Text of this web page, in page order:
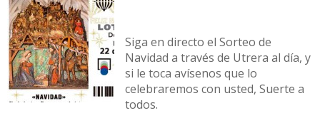
Siga en directo el Sorteo de
Navidad a través de Utrera al día, y
si le toca avísenos que lo
celebraremos con usted, Suerte a
todos.